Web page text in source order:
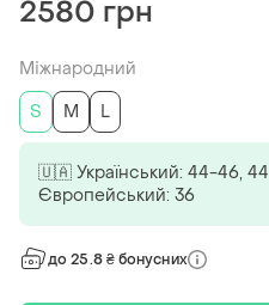
2580 грн
Міжнародний
S
M L
🇺🇦 Український: 44-46, 44
Європейський: 36
до 25.8 ₴ бонусних